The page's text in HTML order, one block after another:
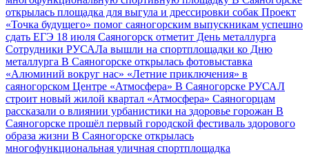
открылась площадка для выгула и дрессировки собак Проект
«Точка будущего» помог саяногорским выпускникам успешно
сдать ЕГЭ 18 июля Саяногорск отметит День металлурга
Сотрудники РУСАЛа вышли на спортплощадки ко Дню
металлурга В Саяногорске открылась фотовыставка
«Алюминий вокруг нас» «Летние приключения» в
саяногорском Центре «Атмосфера» В Саяногорске РУСАЛ
строит новый жилой квартал «Атмосфера» Саяногорцам
рассказали о влиянии урбанистики на здоровье горожан В
Саяногорске прошёл первый городской фестиваль здорового
образа жизни В Саяногорске открылась
многофункциональная уличная спортплощадка